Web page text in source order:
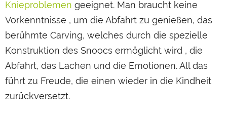
Knieproblemen geeignet. Man braucht keine
Vorkenntnisse , um die Abfahrt zu genießen, das
berühmte Carving, welches durch die spezielle
Konstruktion des Snoocs ermöglicht wird , die
Abfahrt, das Lachen und die Emotionen. All das
führt zu Freude, die einen wieder in die Kindheit
zurückversetzt.